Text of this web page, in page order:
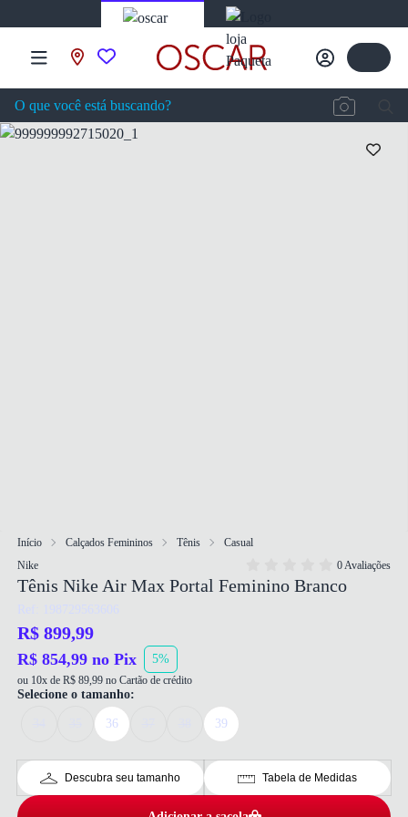
Início Calçados Femininos Tênis
Casual
Nike
0 Avaliações
Tênis Nike Air Max Portal Feminino Branco
Ref: 198729563606
R$ 899,99
R$ 854,99 no Pix 5%
ou 10x de R$ 89,99 no Cartão de crédito
Selecione o tamanho:
36 39
Descubra seu tamanho Tabela de Medidas